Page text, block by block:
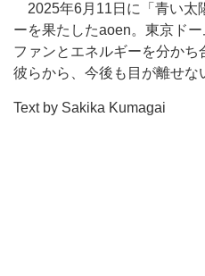
2025年6月11日に「青い太
ーを果たしたaoen。東京ドー
ファンとエネルギーを分かち
彼らから、今後も目が離せな
Text by Sakika Kumagai